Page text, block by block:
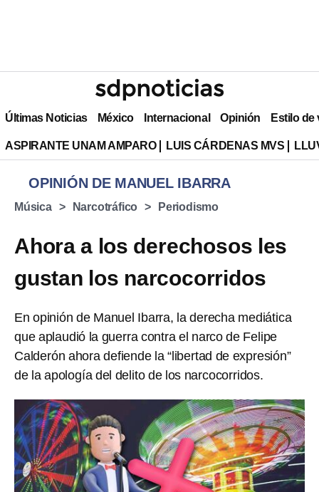
Últimas Noticias México Internacional Opinión Estilo de
ASPIRANTE UNAM AMPARO LUIS CÁRDENAS MVS
OPINIÓN DE MANUEL IBARRA
Música Narcotráfico Periodismo
Ahora a los derechosos les
gustan los narcocorridos
En opinión de Manuel Ibarra, la derecha mediática
que aplaudió la guerra contra el narco de Felipe
Calderón ahora defiende la “libertad de expresión”
de la apología del delito de los narcocorridos.